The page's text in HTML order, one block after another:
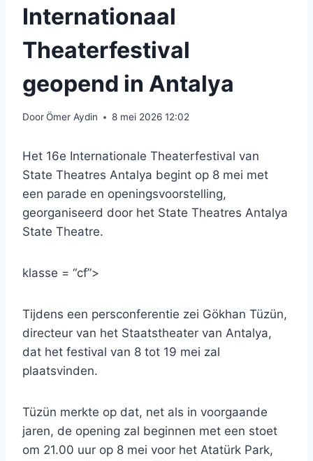
Internationaal
Theaterfestival
geopend in Antalya
DoorÖmer Aydin 8 mei 2026 12:02
Het 16e Internationale Theaterfestival van
State Theatres Antalya begint op 8 mei met
een parade en openingsvoorstelling,
georganiseerd door het State Theatres Antalya
State Theatre.
klasse = “cf”>
Tijdens een persconferentie zei Gökhan Tüzün,
directeur van het Staatstheater van Antalya,
dat het festival van 8 tot 19 mei zal
plaatsvinden.
Tüzün merkte op dat, net als in voorgaande
jaren, de opening zal beginnen met een stoet
om 21.00 uur op 8 mei voor het Atatürk Park,